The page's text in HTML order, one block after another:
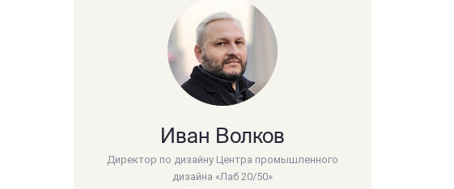
Иван Волков
Директор по дизайну Центра промышленного
дизайна «Лаб 20/50»